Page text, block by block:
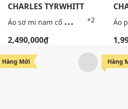
CHARLES TYRWHITT
Á
o sơ mi nam cổ bẻ tay dài kẻ sọc Oxford +2
2,490,000₫
Hàng Mới Hàng